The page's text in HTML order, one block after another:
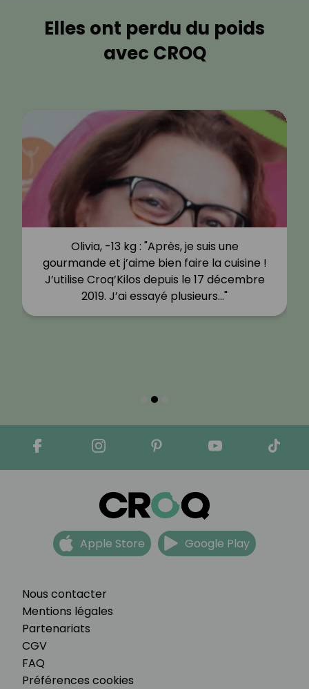
Elles ont perdu du poids
avec CROQ
Olivia, -13 kg : "Après, je suis une
gourmande et j’aime bien faire la cuisine !
J’utilise Croq’Kilos depuis le 17 décembre
2019. J’ai essayé plusieurs…"
Nous contacter
Mentions légales
Partenariats
CGV
FAQ
Préférences cookies
Apple Store Google Play